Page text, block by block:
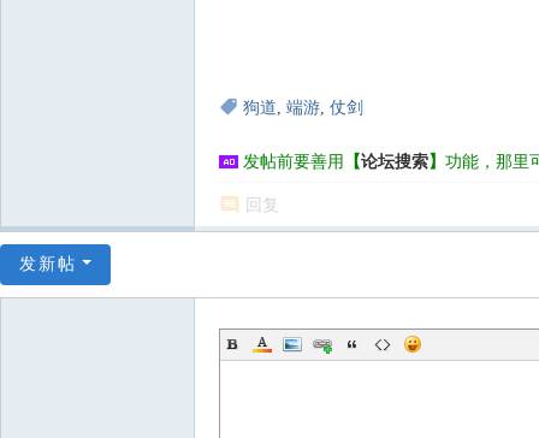
狗道, 端游, 仗剑
发帖前要善用 【论坛搜索】 功能，那里
回复
发新帖